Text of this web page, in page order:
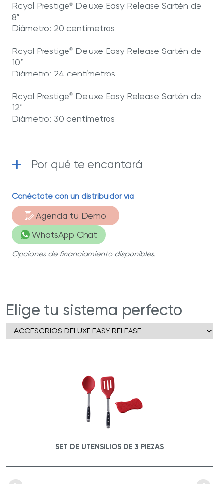
Royal Prestige® Deluxe Easy Release Sartén de
8”
Diámetro: 20 centímetros
Royal Prestige® Deluxe Easy Release Sartén de
10”
Diámetro: 24 centímetros
Royal Prestige® Deluxe Easy Release Sartén de
12”
Diámetro: 30 centímetros
Por qué te encantará
Tecnología antiadherente
se despega muy fácilmente, para cocinar
sin complicaciones.
Funcional
| Distribuyen el calor de
manera uniforme y te permiten cocinar
con una cantidad mínima de aceite.
Conéctate con un distribuidor vía
Agenda tu Demo
WhatsApp Chat
Opciones de financiamiento disponibles.
Elige tu sistema perfecto
SET DE UTENSILIOS DE 3 PIEZAS